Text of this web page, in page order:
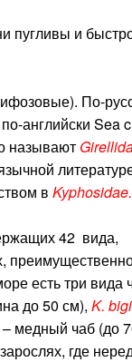
пугливы и
По-
английски Sea
называют
в Kyphosidae.
42 вида,
есть три вида
до 50 см), K.
– медный чаб (до
где